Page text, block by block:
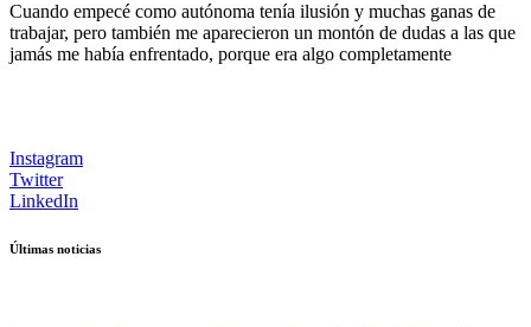
Cuando empecé como autónoma tenía ilusión y muchas ganas de
trabajar, pero también me aparecieron un montón de dudas a las que
jamás me había enfrentado, porque era algo completamente
Instagram
Twitter
LinkedIn
Últimas noticias